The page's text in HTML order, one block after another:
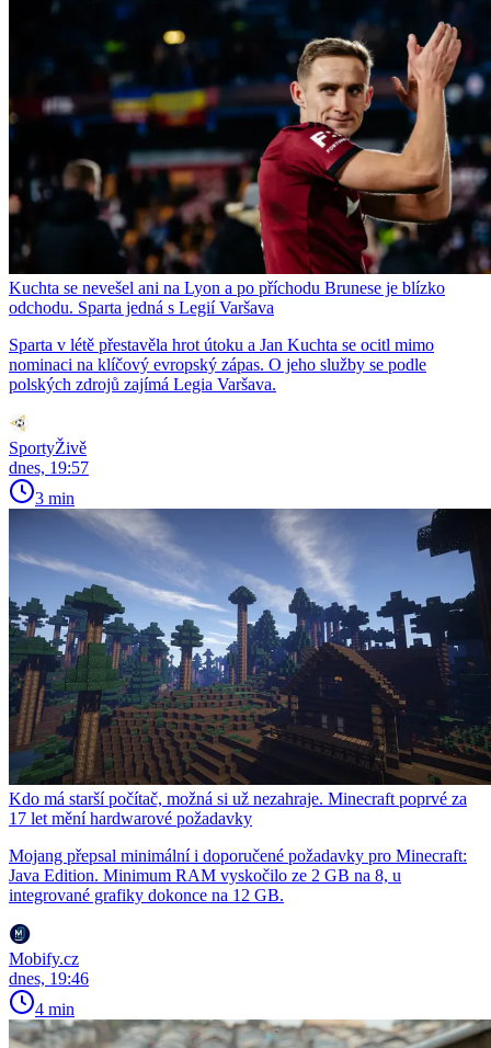
Kuchta se nevešel ani na Lyon a po příchodu Brunese je blízko
odchodu. Sparta jedná s Legií Varšava
Sparta v létě přestavěla hrot útoku a Jan Kuchta se ocitl mimo
nominaci na klíčový evropský zápas. O jeho služby se podle
polských zdrojů zajímá Legia Varšava.
SportyŽivě
dnes, 19:57
3 min
Kdo má starší počítač, možná si už nezahraje. Minecraft poprvé za
17 let mění hardwarové požadavky
Mojang přepsal minimální i doporučené požadavky pro Minecraft:
Java Edition. Minimum RAM vyskočilo ze 2 GB na 8, u
integrované grafiky dokonce na 12 GB.
Mobify.cz
dnes, 19:46
4 min